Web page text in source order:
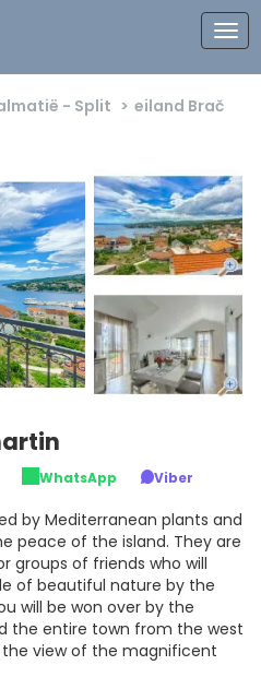
- Split
eiland Brač
WhatsApp Viber
by Mediterranean plants and
peace of the island. They are
groups of friends who will
of beautiful nature by the
will be won over by the
the entire town from the west
view of the magnificent